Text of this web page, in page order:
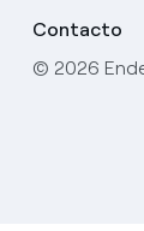
Contacto
© 2026